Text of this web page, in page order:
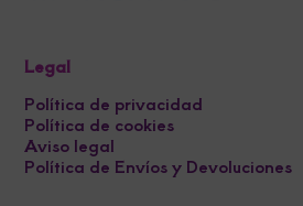
Legal
Política de privacidad
Política de cookies
Aviso legal
Política de Envíos y Devoluciones